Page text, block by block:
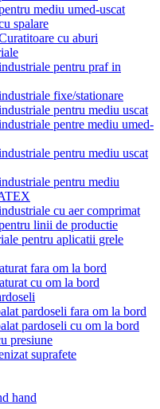
mediu umed-uscat
spalare
cu aburi
pentru praf in
fixe/stationare
pentru mediu uscat
pentre mediu umed-
pentru mediu uscat
pentru mediu
cu aer comprimat
linii de productie
pentru aplicatii grele
fara om la bord
cu om la bord
pardoseli fara om la bord
pardoseli cu om la bord
presiune
suprafete
hand